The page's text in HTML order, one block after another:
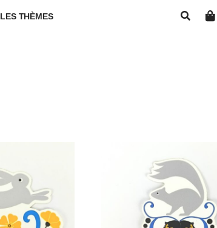
LES THÈMES